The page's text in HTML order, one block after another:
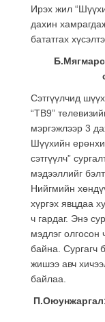
Ирэх жил
дахин
бататгах
Сэтгүүлчид
“ТВ9”
мэргэжлээр 3
Шүүхийн
сэтгүүлч”
мэдээллийг
Нийгмийн
хүргэх явцдаа
ч гардаг. Энэ
мэдлэг олгосон
байна. Сургагч
жишээ авч
байлаа.